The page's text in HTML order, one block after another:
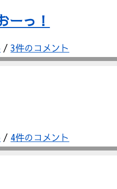
ーっ！
/3件のコメント
/4件のコメント